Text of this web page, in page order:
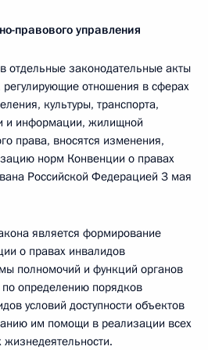
правового управления
законодательные акты
отношения в сферах
культуры, транспорта,
и информации, жилищной
права, вносятся изменения,
норм Конвенции о правах
Российской Федерацией 3 мая
является формирование
о правах инвалидов
полномочий и функций органов
по определению порядков
условий доступности объектов
им помощи в реализации всех